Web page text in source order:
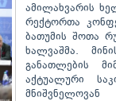
ამილახვარის
რექტორთა
ბათუმის შოთა
ხალვაშმა.
განათლების
აქტუალური